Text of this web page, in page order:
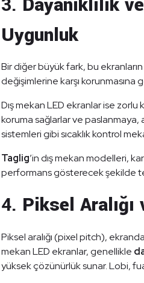
Uygunluk
Bir diğer büyük fark, bu ekranların
değişimlerine karşı
Dış mekan LED ekranlar ise zorlu
koruma sağlarlar ve paslanmaya,
sistemleri gibi sıcaklık kontrol
Taglig’in dış mekan modelleri,
performans gösterecek şekilde
4. Piksel
Piksel aralığı (pixel pitch),
mekan LED ekranlar, genellikle
yüksek çözünürlük sunar. Lobi,